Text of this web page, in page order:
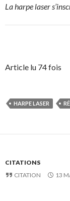
La harpe laser
Article lu 74 fois
HARPE LASER
CITATIONS
CITATION
13